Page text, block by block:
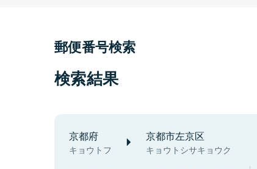
郵便番号検索
検索結果
京都府
キョウトフ
京都市左京区
キョウトシサキョウク